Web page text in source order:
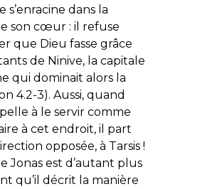
s’enracine dans la
son cœur : il refuse
que Dieu fasse grâce
de Ninive, la capitale
qui dominait alors la
4.2-3). Aussi, quand
à le servir comme
à cet endroit, il part
opposée, à Tarsis !
Jonas est d’autant plus
qu’il décrit la manière